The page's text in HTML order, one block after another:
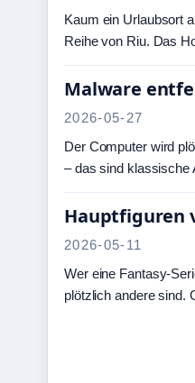
Kaum ein Urlaubsort
Reihe von Riu. Das
Malware
2026-05-27
Der Computer wird
– das sind klassische
Hauptfiguren
2026-05-11
Wer eine Fantasy-
plötzlich andere sind.